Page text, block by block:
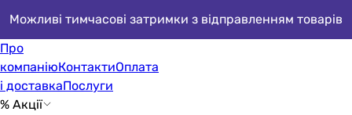
Можливі тимчасові затримки з відправленням товарів
Про
компаніюКонтактиОплата
і доставкаПослуги
% Акції